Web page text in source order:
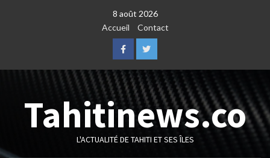
8 août 2026
Accueil
Contact
FacebookTwitter
Tahitinews.co
L'ACTUALITÉ DE TAHITI ET SES ÎLES